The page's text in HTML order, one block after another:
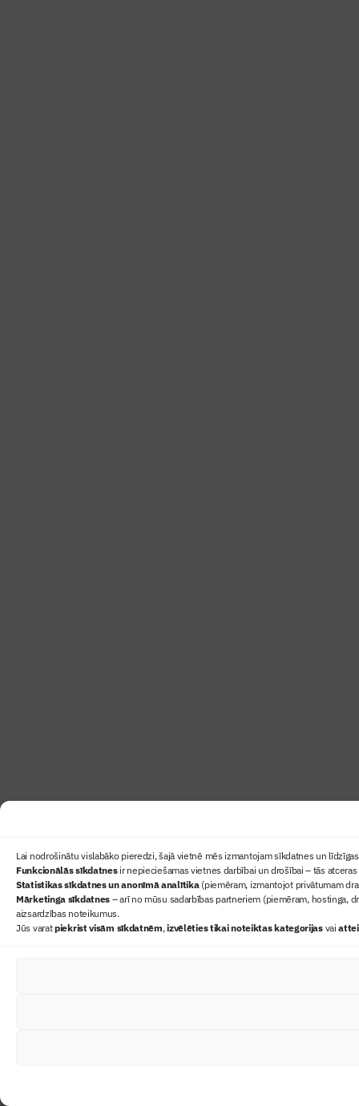
Lai nodrošinātu vislabāko pieredzi, šajā vietnē mēs izmantojam sīkdatnes un
Funkcionālās sīkdatnesir nepieciešamas vietnes darbībai un drošībai – tās
Statistikas sīkdatnes un anonīmā analītika(piemēram, izmantojot privātumam
Mārketinga sīkdatnes – arī no mūsu sadarbības partneriem (piemēram, hostinga,
aizsardzības noteikumus.
Jūs varatpiekrist visām sīkdatnēm,izvēlēties tikai noteiktas kategorijasvai